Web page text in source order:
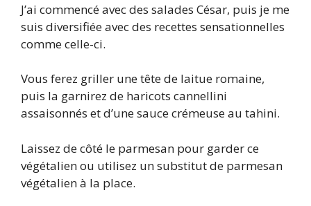
J’ai commencé avec des salades César, puis je me
suis diversifiée avec des recettes sensationnelles
comme celle-ci.
Vous ferez griller une tête de laitue romaine,
puis la garnirez de haricots cannellini
assaisonnés et d’une sauce crémeuse au tahini.
Laissez de côté le parmesan pour garder ce
végétalien ou utilisez un substitut de parmesan
végétalien à la place.